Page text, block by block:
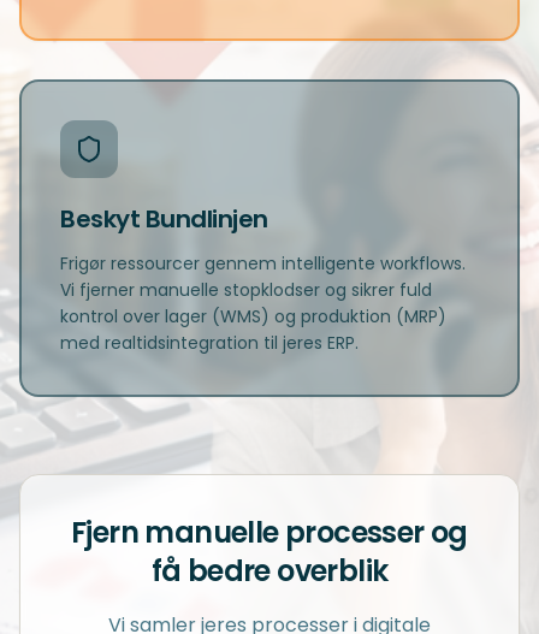
Beskyt Bundlinjen
Frigør ressourcer gennem intelligente workflows.
Vi fjerner manuelle stopklodser og sikrer fuld
kontrol over lager (WMS) og produktion (MRP)
med realtidsintegration til jeres ERP.
Fjern manuelle processer og
få bedre overblik
Vi samler jeres processer i digitale